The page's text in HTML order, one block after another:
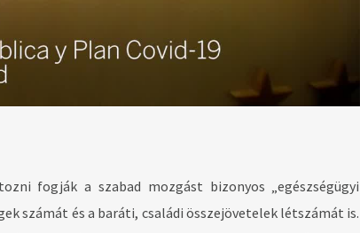
fogják a szabad mozgást bizonyos „egészségügyi
számát és a baráti, családi összejövetelek létszámát is.